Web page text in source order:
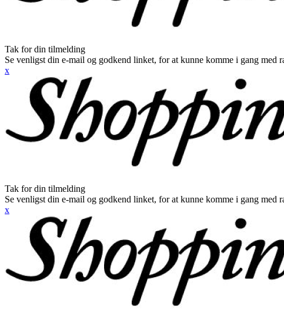
Tak for din tilmelding
Se venligst din e-mail og godkend linket, for at kunne komme i gang med
x
Tak for din tilmelding
Se venligst din e-mail og godkend linket, for at kunne komme i gang med
x